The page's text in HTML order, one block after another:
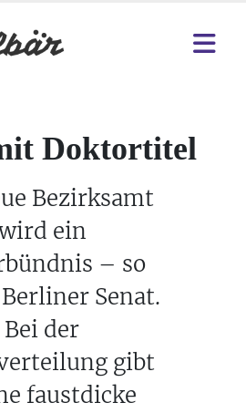
Doktortitel
Bezirksamt
ein
– so
Senat.
Bei der
gibt
faustdicke